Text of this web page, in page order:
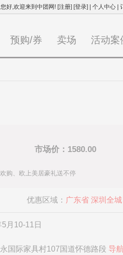
您好,欢迎来到中团网! [注册] [登录] 个人中心
预购/券 卖场 活动案
市场价：1580.00
购、欧上美居豪礼送不停
优惠区域： 广东省 深圳全城
月10-11日
国际家具村107国道怀德路段 导航